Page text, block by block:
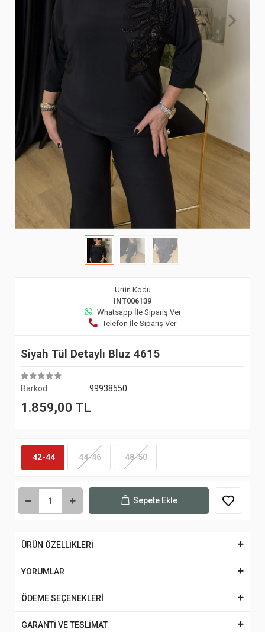
Ürün Kodu
INT006139
Whatsapp İle Sipariş Ver
Telefon İle Sipariş Ver
Siyah Tül Detaylı Bluz 4615
Barkod :99938550
1.859,00 TL
42-44 44-46 48-50
Sepete Ekle
ÜRÜN ÖZELLİKLERİ
YORUMLAR
ÖDEME SEÇENEKLERİ
GARANTİ VE TESLİMAT